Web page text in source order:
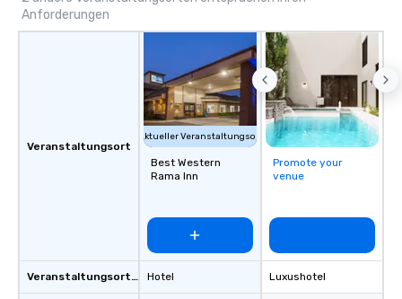
Anforderungen
Veranstaltungsort
Veranstaltungsortstyp
Aktueller Veranstaltungsort
Best Western
Rama Inn
Hotel
Promote your
venue
Luxushotel